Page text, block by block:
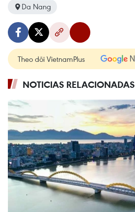
Da Nang
Theo dõi VietnamPlus
NOTICIAS RELACIONADAS